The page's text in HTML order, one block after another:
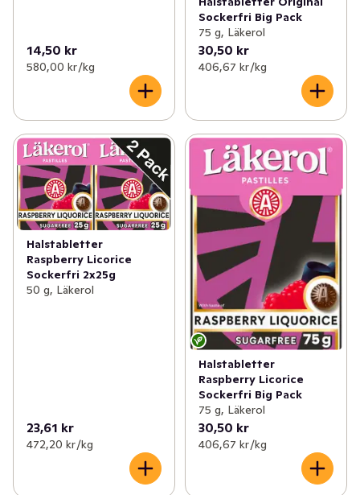
14,50 kr
580,00 kr /kg
Sockerfri Big Pack
75 g, Läkerol
30,50 kr
406,67 kr /kg
Halstabletter
Raspberry Licorice
Sockerfri 2x25g
50 g, Läkerol
23,61 kr
472,20 kr /kg
Halstabletter
Raspberry Licorice
Sockerfri Big Pack
75 g, Läkerol
30,50 kr
406,67 kr /kg